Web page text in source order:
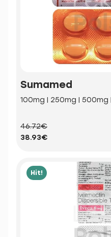
Sumamed
100mg | 250mg | 500mg
46.72€
38.93€
Hit!